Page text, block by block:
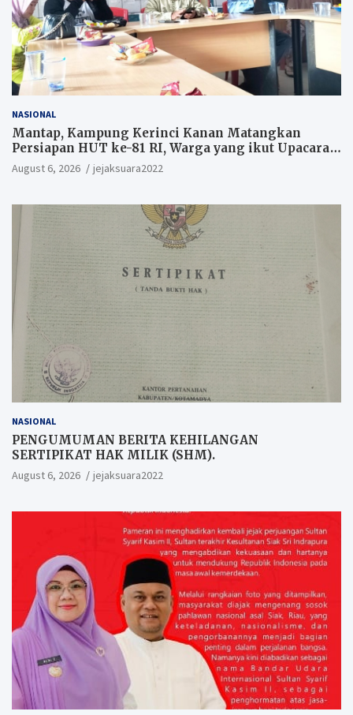
NASIONAL
Mantap, Kampung Kerinci Kanan Matangkan
Persiapan HUT ke-81 RI, Warga yang ikut Upacara
Berkesempatan Raih Hadiah
August 6, 2026 jejaksuara2022
NASIONAL
PENGUMUMAN BERITA KEHILANGAN
SERTIPIKAT HAK MILIK (SHM).
August 6, 2026 jejaksuara2022